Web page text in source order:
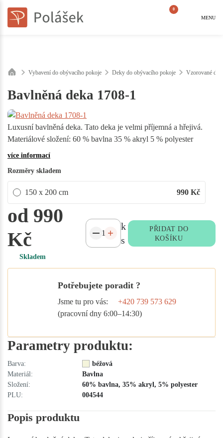
0
MENU
Vybavení do obývacího pokoje Deky do obývacího pokoje Vzorované
Bavlněná deka 1708-1
Luxusní bavlněná deka. Tato deka je velmi příjemná a hřejivá.
Materiálové složení: 60 % bavlna 35 % akryl 5 % polyester
více informací
Rozměry skladem
150 x 200 cm 990 Kč
od 990
Kč
Skladem
k
s
PŘIDAT DO
KOŠÍKU
Potřebujete poradit ?
Jsme tu pro vás:
+420 739 573 629
(pracovní dny 6:00–14:30)
Parametry produktu:
Barva:
béžová
Materiál:
Bavlna
Složení:
60% bavlna, 35% akryl, 5% polyester
PLU:
004544
Popis produktu